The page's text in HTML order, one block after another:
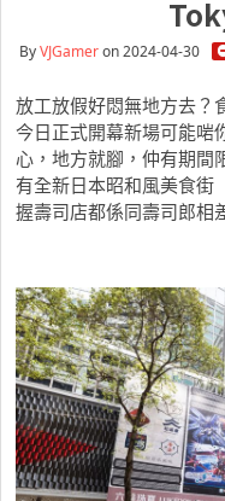
ByVJGameron 2024-04-30
放工放假好悶無地方去？
今日正式開幕新場可能啱
心，地方就腳，仲有期間
有全新日本昭和風美食街
握壽司店都係同壽司郎相